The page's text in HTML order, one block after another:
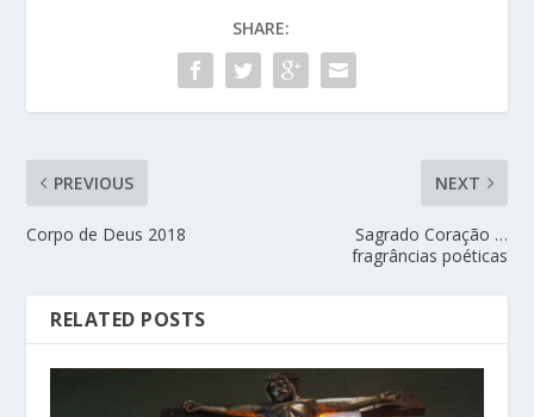
SHARE:
PREVIOUS
Corpo de Deus 2018
NEXT
Sagrado Coração …
fragrâncias poéticas
RELATED POSTS